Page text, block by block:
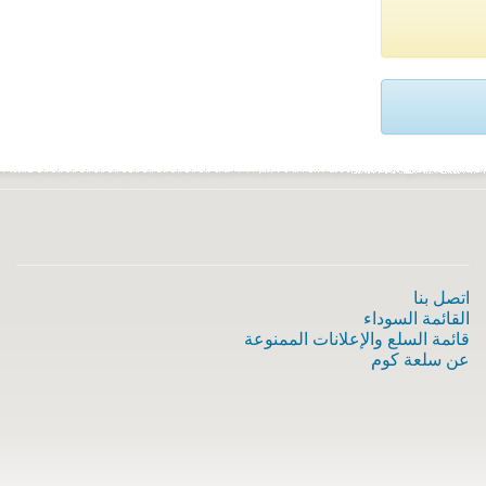
اتصل بنا
القائمة السوداء
قائمة السلع والإعلانات الممنوعة
عن سلعة كوم